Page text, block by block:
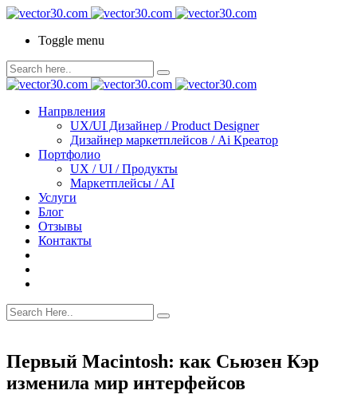
Toggle menu
Напрвления
UX/UI Дизайнер / Product Designer
Дизайнер маркетплейсов / Ai Креатор
Портфолио
UX / UI / Продукты
Маркетплейсы / AI
Услуги
Блог
Отзывы
Контакты
Первый Macintosh: как Сьюзен Кэр
изменила мир интерфейсов